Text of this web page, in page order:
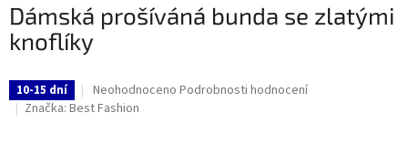
Dámská prošíváná bunda se zlatými
knoflíky
10-15 dní
Průměrné
hodnocení
Neohodnoceno Podrobnosti hodnocení
Značka: Best Fashion